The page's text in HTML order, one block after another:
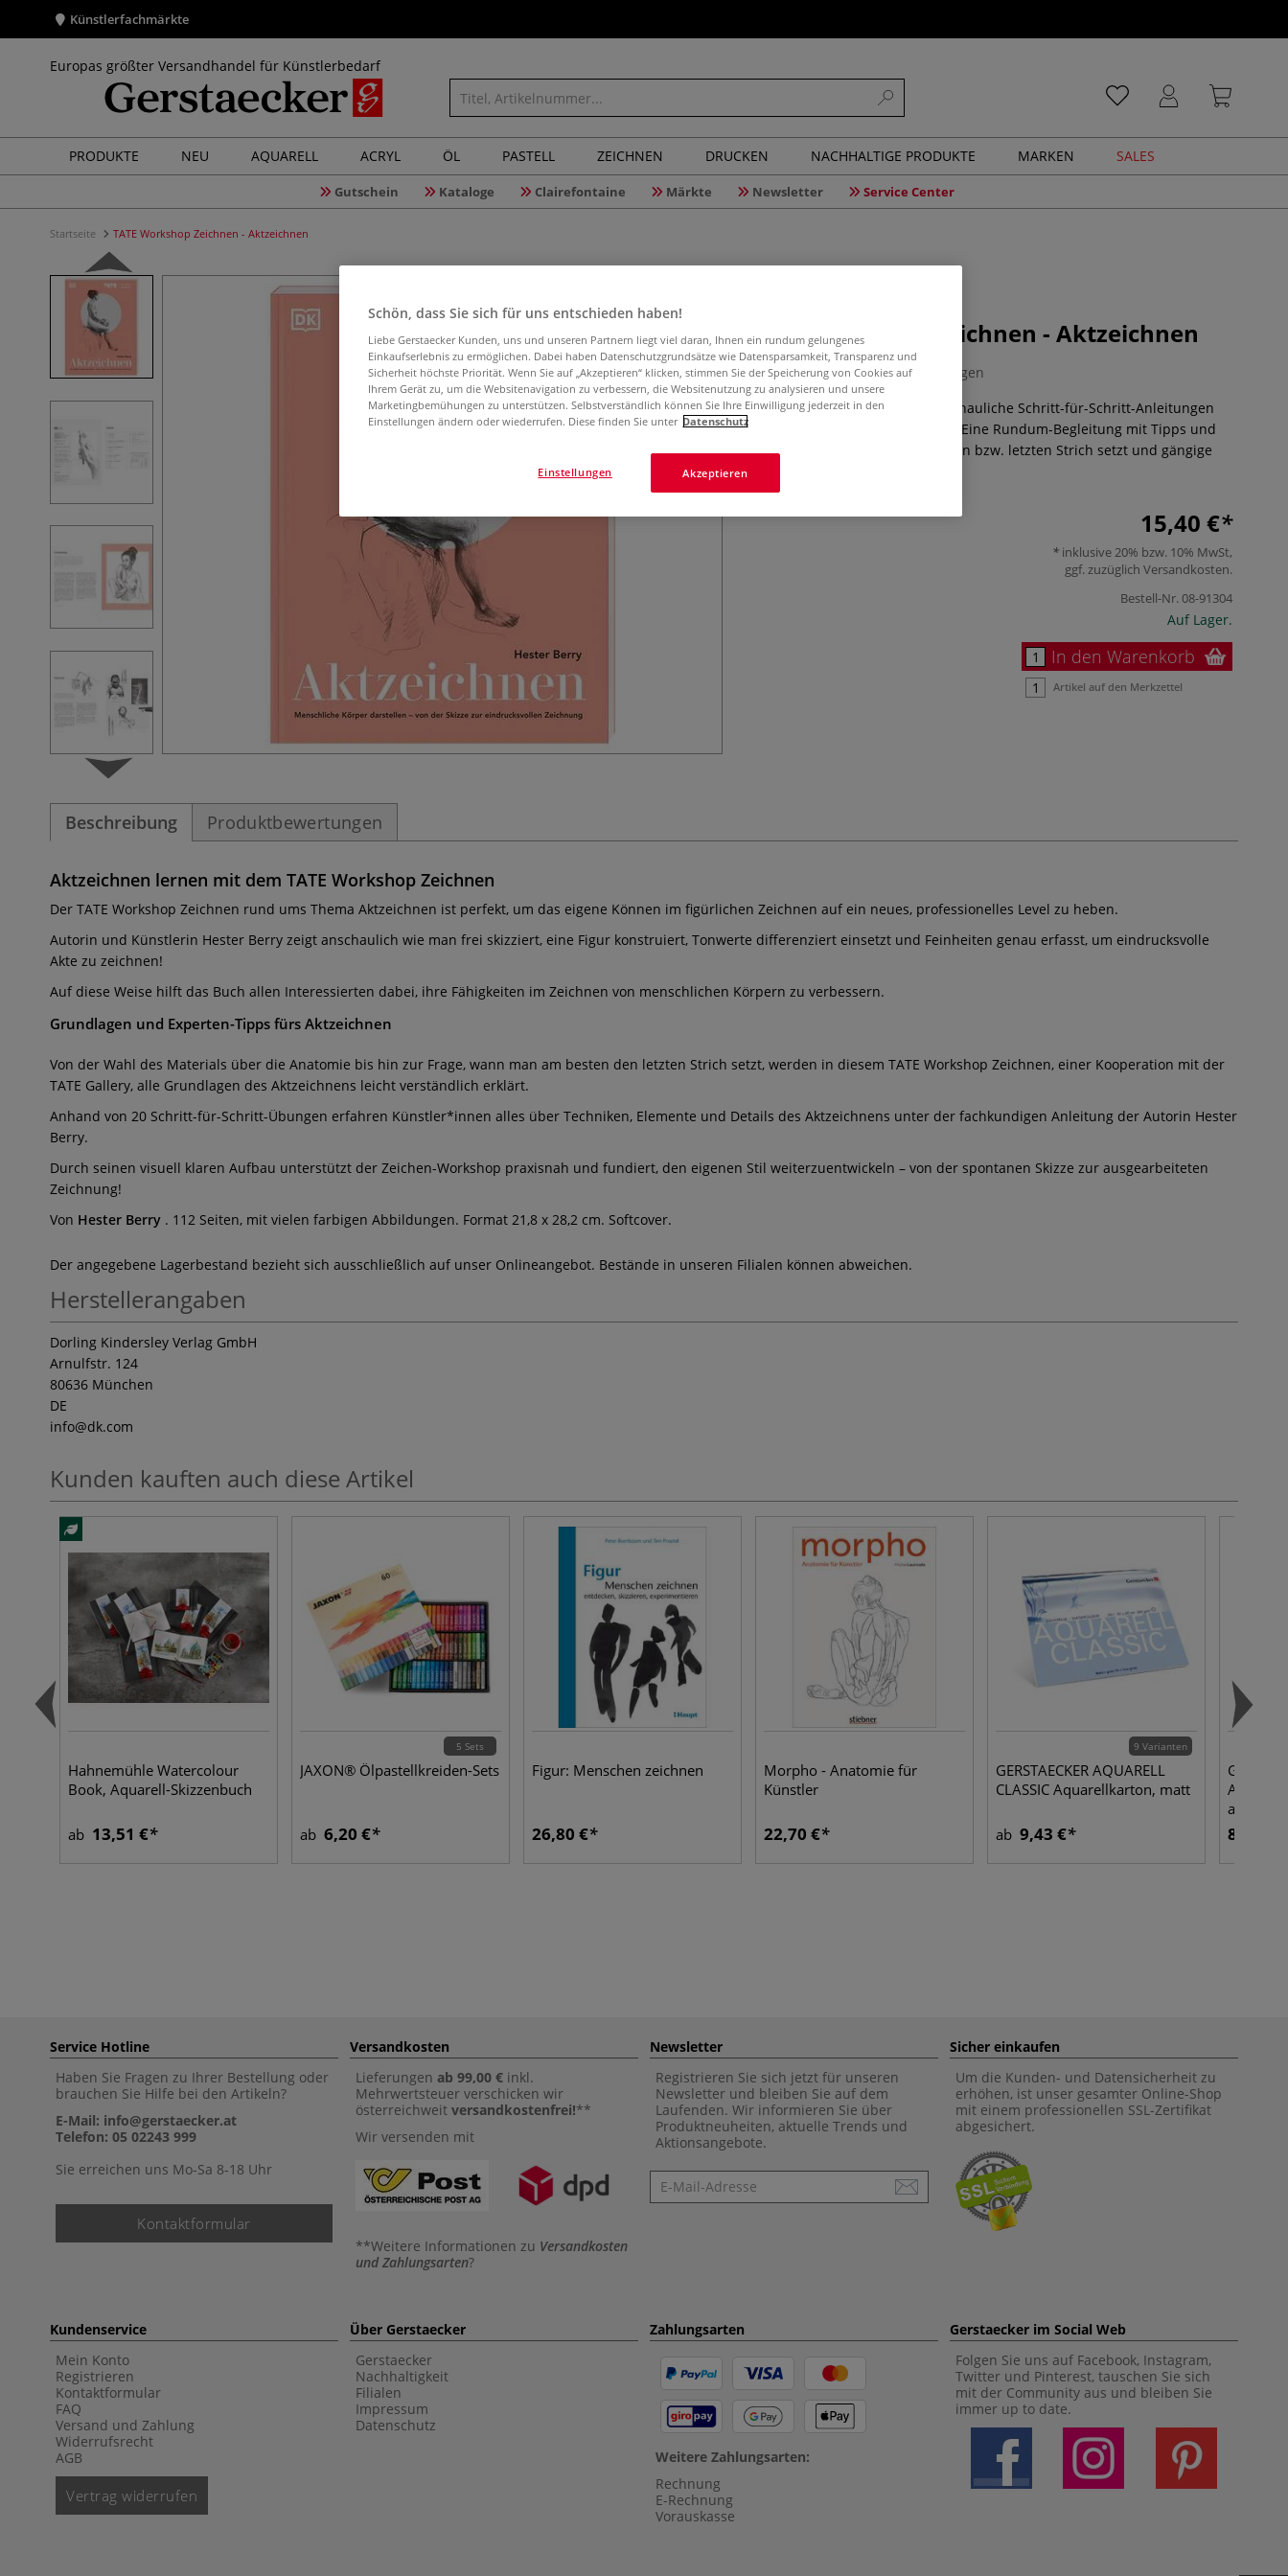
Künstlerfachmärkte
Europas größter Versandhandel für Künstlerbedarf
PRODUKTE NEU AQUARELL ACRYL ÖL PASTELL ZEICHNEN DRUCKEN NACHHALTIGE PRODUKTE MARKEN SALES
Gutschein Kataloge Clairefontaine Märkte Newsletter Service Center
Startseite TATE Workshop Zeichnen - Aktzeichnen
TATE Workshop Zeichnen - Aktzeichnen
0 Bewertungen
In diesem Buch erklären 20 anschauliche Schritt-für-Schritt-Anleitungen
die einzelnen Zeichentechniken. Eine Rundum-Begleitung mit Tipps und
Übungen, wie man u.a. den ersten bzw. letzten Strich setzt und gängige
15,40 €
inklusive 20% bzw. 10% MwSt,
ggf. zuzüglich Versandkosten.
Bestell-Nr.08-91304
Auf Lager.
In den Warenkorb
Artikel auf den Merkzettel
Beschreibung Produktbewertungen
Aktzeichnen lernen mit dem TATE Workshop Zeichnen
Der TATE Workshop Zeichnen rund ums Thema Aktzeichnen ist perfekt, um das eigene Können im figürlichen Zeichnen auf ein neues, professionelles Level zu heben.
Autorin und Künstlerin Hester Berry zeigt anschaulich wie man frei skizziert, eine Figur konstruiert, Tonwerte differenziert einsetzt und Feinheiten genau erfasst, um eindrucksvolle
Akte zu zeichnen!
Auf diese Weise hilft das Buch allen Interessierten dabei, ihre Fähigkeiten im Zeichnen von menschlichen Körpern zu verbessern.
Grundlagen und Experten-Tipps fürs Aktzeichnen
Von der Wahl des Materials über die Anatomie bis hin zur Frage, wann man am besten den letzten Strich setzt, werden in diesem TATE Workshop Zeichnen, einer Kooperation mit der
TATE Gallery, alle Grundlagen des Aktzeichnens leicht verständlich erklärt.
Anhand von 20 Schritt-für-Schritt-Übungen erfahren Künstler*innen alles über Techniken, Elemente und Details des Aktzeichnens unter der fachkundigen Anleitung der Autorin Hester
Berry.
Durch seinen visuell klaren Aufbau unterstützt der Zeichen-Workshop praxisnah und fundiert, den eigenen Stil weiterzuentwickeln – von der spontanen Skizze zur ausgearbeiteten
Zeichnung!
Von Hester Berry . 112 Seiten, mit vielen farbigen Abbildungen. Format 21,8 x 28,2 cm. Softcover.
Der angegebene Lagerbestand bezieht sich ausschließlich auf unser Onlineangebot. Bestände in unseren Filialen können abweichen.
Herstellerangaben
Dorling Kindersley Verlag GmbH
Arnulfstr. 124
80636 München
DE
info@dk.com
Kunden kauften auch diese Artikel
Hahnemühle Watercolour
Book, Aquarell-Skizzenbuch
ab 13,51 €
5 Sets
JAXON® Ölpastellkreiden-Sets
ab 6,20 €
Figur: Menschen zeichnen
26,80 €
Morpho - Anatomie für
Künstler
22,70 €
9 Varianten
GERSTAECKER AQUARELL
CLASSIC Aquarellkarton, matt
ab 9,43 € 8,30 €
Service Hotline
Haben Sie Fragen zu Ihrer Bestellung oder
brauchen Sie Hilfe bei den Artikeln?
E-Mail: info@gerstaecker.at
Telefon: 05 02243 999
Sie erreichen uns Mo-Sa 8-18 Uhr
Kontaktformular
Versandkosten
Lieferungen ab 99,00 € inkl.
Mehrwertsteuer verschicken wir
österreichweit versandkostenfrei!**
Wir versenden mit
**Weitere Informationen zu Versandkosten
und Zahlungsarten?
Newsletter
Registrieren Sie sich jetzt für unseren
Newsletter und bleiben Sie auf dem
Laufenden. Wir informieren Sie über
Produktneuheiten, aktuelle Trends und
Aktionsangebote.
Newsletter
Sicher einkaufen
Um die Kunden- und Datensicherheit zu
erhöhen, ist unser gesamter Online-Shop
mit einem professionellen SSL-Zertifikat
abgesichert.
Kundenservice
Mein Konto
Registrieren
Kontaktformular
FAQ
Versand und Zahlung
Widerrufsrecht
AGB
Vertrag widerrufen
Über Gerstaecker
Gerstaecker
Nachhaltigkeit
Filialen
Impressum
Datenschutz
Zahlungsarten
Weitere Zahlungsarten:
Rechnung
E-Rechnung
Vorauskasse
Gerstaecker im Social Web
Folgen Sie uns auf Facebook, Instagram,
Twitter und Pinterest, tauschen Sie sich
mit der Community aus und bleiben Sie
immer up to date.
Schön, dass Sie sich für uns entschieden haben!
Liebe Gerstaecker Kunden, uns und unseren Partnern liegt viel daran, Ihnen ein rundum gelungenes
Einkaufserlebnis zu ermöglichen. Dabei haben Datenschutzgrundsätze wie Datensparsamkeit, Transparenz und
Sicherheit höchste Priorität. Wenn Sie auf „Akzeptieren“ klicken, stimmen Sie der Speicherung von Cookies auf
Ihrem Gerät zu, um die Websitenavigation zu verbessern, die Websitenutzung zu analysieren und unsere
Marketingbemühungen zu unterstützen. Selbstverständlich können Sie Ihre Einwilligung jederzeit in den
Einstellungen ändern oder wiederrufen. Diese finden Sie unter Datenschutz
Akzeptieren
Einstellungen